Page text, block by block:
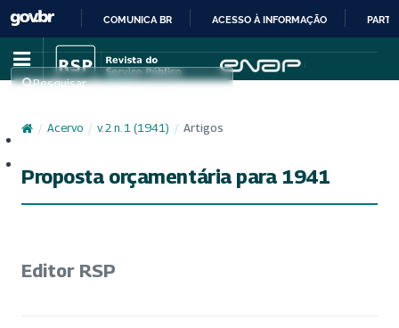
IR
PARA
CONTEÚDO
COMUNICA BR ACESSO À INFORMAÇÃO
Pesquisar
/ Acervo / v. 2 n. 1 (1941) / Artigos
Proposta orçamentária para 1941
Editor RSP